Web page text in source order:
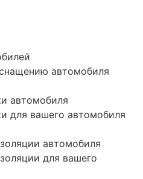
автомобиля
автомобиля
для вашего автомобиля
автомобиля
для вашего